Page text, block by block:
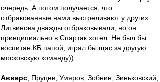
очередь. А потом получается, что
отбракованные нами выстреливают у других.
Литвинова дважды отбраковывали, но он
принципиально в Спартак хотел. Не был бы
воспитан КБ папой, играл бы щас за другую
московскую команду))
Авверс , Пруцев, Умяров, Зобнин, Зиньковский,